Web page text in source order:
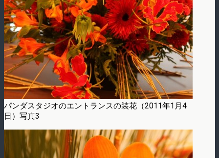
パンダスタジオのエントランスの装花（2011年1月4
日）写真3